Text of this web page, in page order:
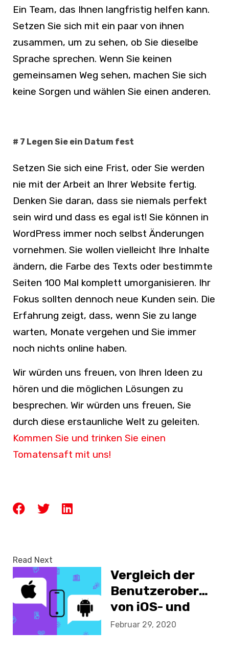
Ein Team, das Ihnen langfristig helfen kann.
Setzen Sie sich mit ein paar von ihnen
zusammen, um zu sehen, ob Sie dieselbe
Sprache sprechen. Wenn Sie keinen
gemeinsamen Weg sehen, machen Sie sich
keine Sorgen und wählen Sie einen anderen.
# 7 Legen Sie ein Datum fest
Setzen Sie sich eine Frist, oder Sie werden
nie mit der Arbeit an Ihrer Website fertig.
Denken Sie daran, dass sie niemals perfekt
sein wird und dass es egal ist! Sie können in
WordPress immer noch selbst Änderungen
vornehmen. Sie wollen vielleicht Ihre Inhalte
ändern, die Farbe des Texts oder bestimmte
Seiten 100 Mal komplett umorganisieren. Ihr
Fokus sollten dennoch neue Kunden sein. Die
Erfahrung zeigt, dass, wenn Sie zu lange
warten, Monate vergehen und Sie immer
noch nichts online haben.
Wir würden uns freuen, von Ihren Ideen zu
hören und die möglichen Lösungen zu
besprechen. Wir würden uns freuen, Sie
durch diese erstaunliche Welt zu geleiten.
Kommen Sie und trinken Sie einen
Tomatensaft mit uns!
Read Next
Vergleich der
von iOS- und
Android-Apps
Februar 29, 2020